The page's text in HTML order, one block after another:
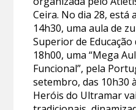
Ceira. No dia 28, está
14h30, uma aula de
Superior de Educação
18h00, uma “Mega
Funcional”, pela
setembro, das 10h30
Heróis do Ultramar